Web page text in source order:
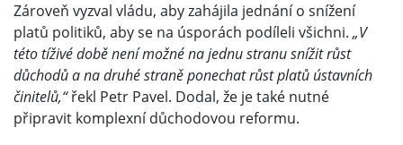
Zároveň vyzval vládu, aby zahájila jednání o snížení
platů politiků, aby se na úsporách podíleli všichni.„V
této tíživé době není možné na jednu stranu snížit růst
důchodů a na druhé straně ponechat růst platů ústavních
činitelů,“řekl Petr Pavel. Dodal, že je také nutné
připravit komplexní důchodovou reformu.